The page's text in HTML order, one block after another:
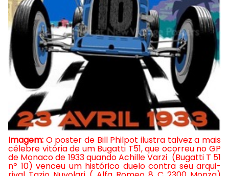
Imagem: O poster de Bill Philpot ilustra talvez a mais
célebre vitória de um Bugatti T51, que ocorreu no GP
de Monaco de 1933 quando Achille Varzi (Bugatti T 51
nº 10) venceu um histórico duelo contra seu arqui-